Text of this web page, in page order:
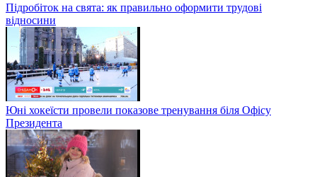
Підробіток на свята: як правильно оформити трудові
відносини
Юні хокеїсти провели показове тренування біля Офісу
Президента